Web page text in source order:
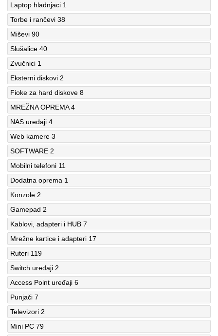
Laptop hladnjaci 1
Torbe i rančevi 38
Miševi 90
Slušalice 40
Zvučnici 1
Eksterni diskovi 2
Fioke za hard diskove 8
MREŽNA OPREMA 4
NAS uređaji 4
Web kamere 3
SOFTWARE 2
Mobilni telefoni 11
Dodatna oprema 1
Konzole 2
Gamepad 2
Kablovi, adapteri i HUB 7
Mrežne kartice i adapteri 17
Ruteri 119
Switch uređaji 2
Access Point uređaji 6
Punjači 7
Televizori 2
Mini PC 79